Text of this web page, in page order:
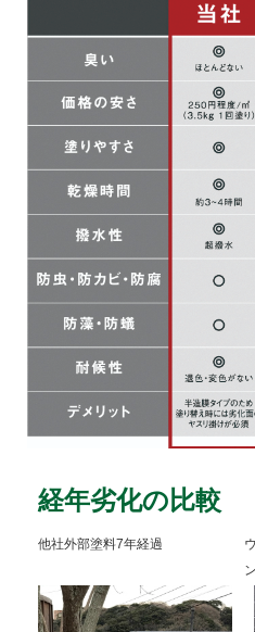
経年劣化の比較
他社外部塗料7年経過